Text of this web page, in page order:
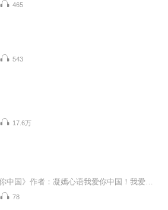
465
543
17.6万
78